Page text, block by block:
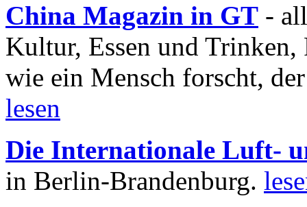
China Magazin in GT -
Kultur, Essen und
wie ein Mensch forscht,
lesen
Die Internationale Luft-
in Berlin-Brandenburg.